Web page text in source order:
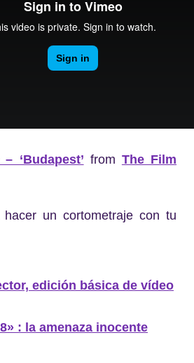
‘Budapest’ from The Film
un cortometraje con tu
edición básica de vídeo
: la amenaza inocente